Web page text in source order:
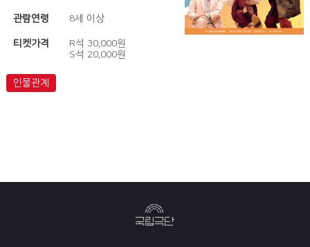
관람연령 8세 이상
티켓가격
R석 30,000원
S석 20,000원
인물관계